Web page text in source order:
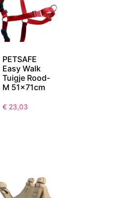
PETSAFE
Easy Walk
Tuigje Rood-
M 51x71cm
€ 23,03